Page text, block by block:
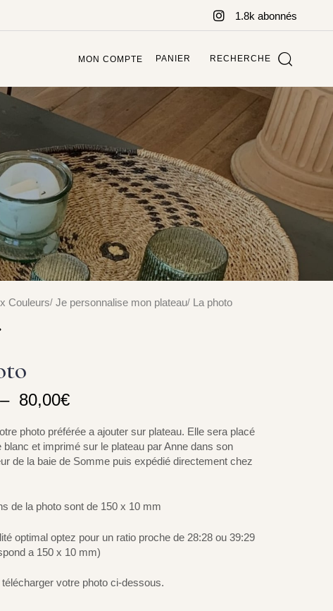
1.8k abonnés
MON COMPTE PANIER RECHERCHE
Couleurs Je personnalise mon plateau La photo
– 80,00€
photo préférée a ajouter sur plateau. Elle sera placé
blanc et imprimé sur le plateau par Anne dans son
de la baie de Somme puis expédié directement chez
de la photo sont de 150 x 10 mm
optimal optez pour un ratio proche de 28:28 ou 39:29
a 150 x 10 mm)
votre photo ci-dessous.